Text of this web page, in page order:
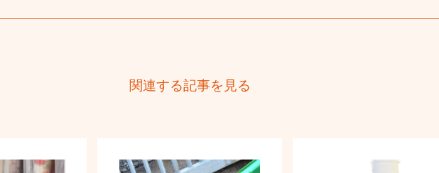
関連する記事を見る